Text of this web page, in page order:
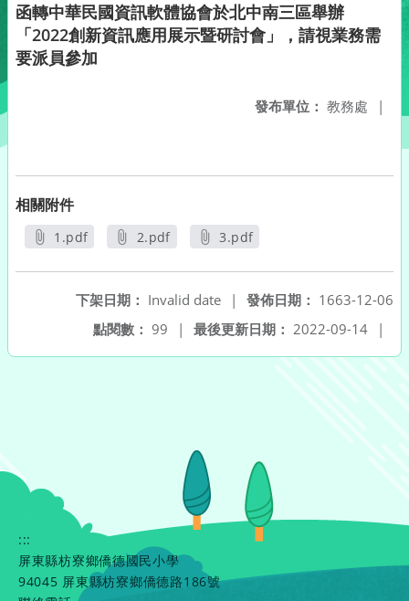
函轉中華民國資訊軟體協會於北中南三區舉辦
「2022創新資訊應用展示暨研討會」，請視業務需
要派員參加
發布單位： 教務處 |
相關附件
1.pdf
2.pdf
3.pdf
發佈日期： 1663-12-06
下架日期： Invalid date
|
最後更新日期： 2022-09-14 |
點閱數： 99 |
:::
屏東縣枋寮鄉僑德國民小學
94045 屏東縣枋寮鄉僑德路186號